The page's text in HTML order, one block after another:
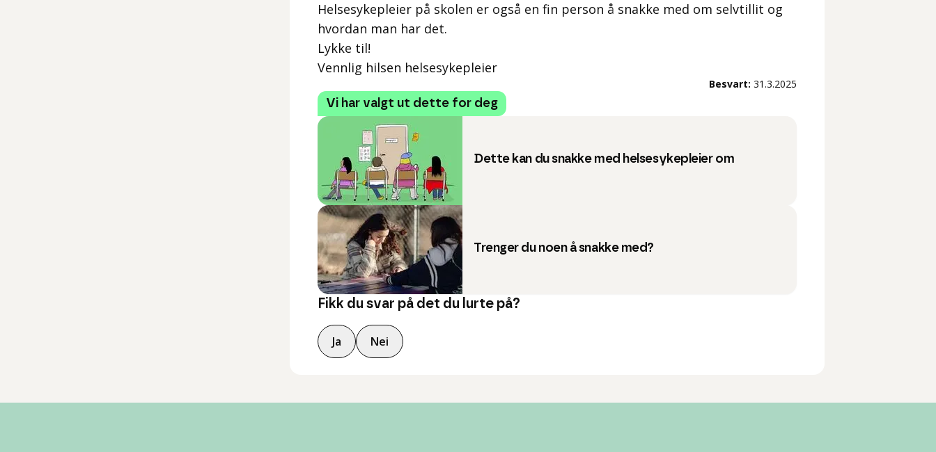
Helsesykepleier på skolen er også en fin person å snakke med om selvtillit og
hvordan man har det.
Lykke til!
Vennlig hilsen helsesykepleier
Besvart: 31.3.2025
Vi har valgt ut dette for deg
Dette kan du snakke med helsesykepleier om
Trenger du noen å snakke med?
Fikk du svar på det du lurte på?
Ja Nei